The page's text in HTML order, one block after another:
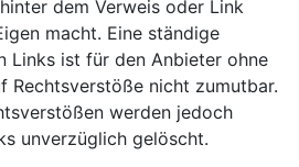
dem Verweis oder Link
macht. Eine ständige
Links ist für den Anbieter ohne
Rechtsverstöße nicht zumutbar.
werden jedoch
unverzüglich gelöscht.